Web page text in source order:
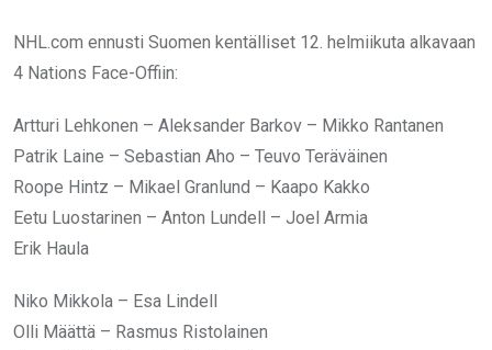
NHL.com ennusti Suomen kentälliset 12. helmiikuta alkavaan
4 Nations Face-Offiin:
Artturi Lehkonen – Aleksander Barkov – Mikko Rantanen
Patrik Laine – Sebastian Aho – Teuvo Teräväinen
Roope Hintz – Mikael Granlund – Kaapo Kakko
Eetu Luostarinen – Anton Lundell – Joel Armia
Erik Haula
Niko Mikkola – Esa Lindell
Olli Määttä – Rasmus Ristolainen